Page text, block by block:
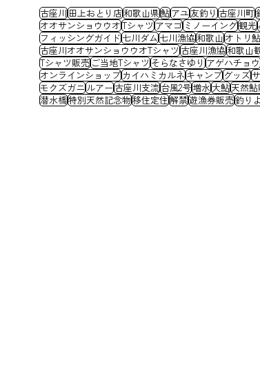
5件の記事
古座川田上おとり店和歌山県鮎アユ友釣り古座川町
オオサンショウウオTシャツアマゴミノーイング観光
フィッシングガイド七川ダム七川漁協和歌山オトリ
古座川オオサンショウウオTシャツ古座川漁協和歌山
Tシャツ販売ご当地Tシャツそらなさゆりアゲハチョウ
オンラインショップカイハミカルネキャンプグッズ
モクズガニルアー古座川支流台風2号増水大鮎天然
潜水橋特別天然記念物移住定住解禁遊漁券販売釣り